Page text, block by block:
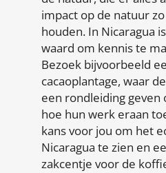
impact op de natuur
houden. In Nicaragua
waard om kennis te
Bezoek bijvoorbeeld
cacaoplantage, waar
een rondleiding geven
hoe hun werk eraan
kans voor jou om het
Nicaragua te zien en
zakcentje voor de